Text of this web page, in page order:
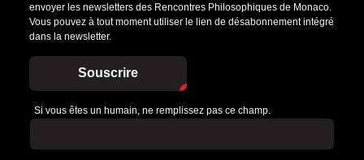
envoyer les newsletters des Rencontres Philosophiques de Monaco.
Vous pouvez à tout moment utiliser le lien de désabonnement intégré
dans la newsletter.
Souscrire
Si vous êtes un humain, ne remplissez pas ce champ.